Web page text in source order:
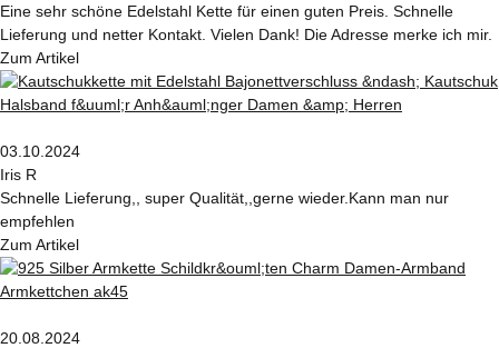
Eine sehr schöne Edelstahl Kette für einen guten Preis. Schnelle
Lieferung und netter Kontakt. Vielen Dank! Die Adresse merke ich mir.
Zum Artikel
03.10.2024
Iris R
Schnelle Lieferung,, super Qualität,,gerne wieder.Kann man nur
empfehlen
Zum Artikel
20.08.2024